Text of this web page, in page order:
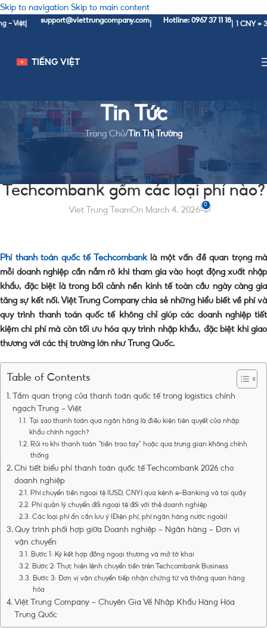
Skip to navigation Skip to main content
| support@viettrungcompany.com| Hotline: 0967 37 11 18 1 CNY = 3,760
TIẾNG VIỆT
Tin Tức
Trang Chủ/ Tin Thị Trường
Phí thanh toán quốc tế
Techcombank gồm các loại phí nào?
Viet Trung TeamOn March 4, 2026
0
Phí thanh toán quốc tế Techcombanklà một vấn đề quan trọng mà
mỗi doanh nghiệp cần nắm rõ khi tham gia vào hoạt động xuất nhập
khẩu, đặc biệt là trong bối cảnh nền kinh tế toàn cầu ngày càng gia
tăng sự kết nối. Việt Trung Company chia sẻ những hiểu biết về phí và
quy trình thanh toán quốc tế không chỉ giúp các doanh nghiệp tiết
kiệm chi phí mà còn tối ưu hóa quy trình nhập khẩu, đặc biệt khi giao
thương với các thị trường lớn như Trung Quốc.
Table of Contents
Tầm quan trọng của thanh toán quốc tế trong logistics chính
ngạch Trung – Việt
Tại sao thanh toán qua ngân hàng là điều kiện tiên quyết của nhập
khẩu chính ngạch?
Rủi ro khi thanh toán “tiền trao tay” hoặc qua trung gian không chính
thống
Chi tiết biểu phí thanh toán quốc tế Techcombank 2026 cho
doanh nghiệp
Phí chuyển tiền ngoại tệ (USD, CNY) qua kênh e-Banking và tại quầy
Phí quản lý chuyển đổi ngoại tệ đối với thẻ doanh nghiệp
Các loại phí ẩn cần lưu ý (Điện phí, phí ngân hàng nước ngoài)
Quy trình phối hợp giữa Doanh nghiệp – Ngân hàng – Đơn vị
vận chuyển
Bước 1: Ký kết hợp đồng ngoại thương và mở tờ khai
Bước 2: Thực hiện lệnh chuyển tiền trên Techcombank Business
Bước 3: Đơn vị vận chuyển tiếp nhận chứng từ và thông quan hàng
hóa
Việt Trung Company – Chuyên Gia Về Nhập Khẩu Hàng Hóa
Trung Quốc